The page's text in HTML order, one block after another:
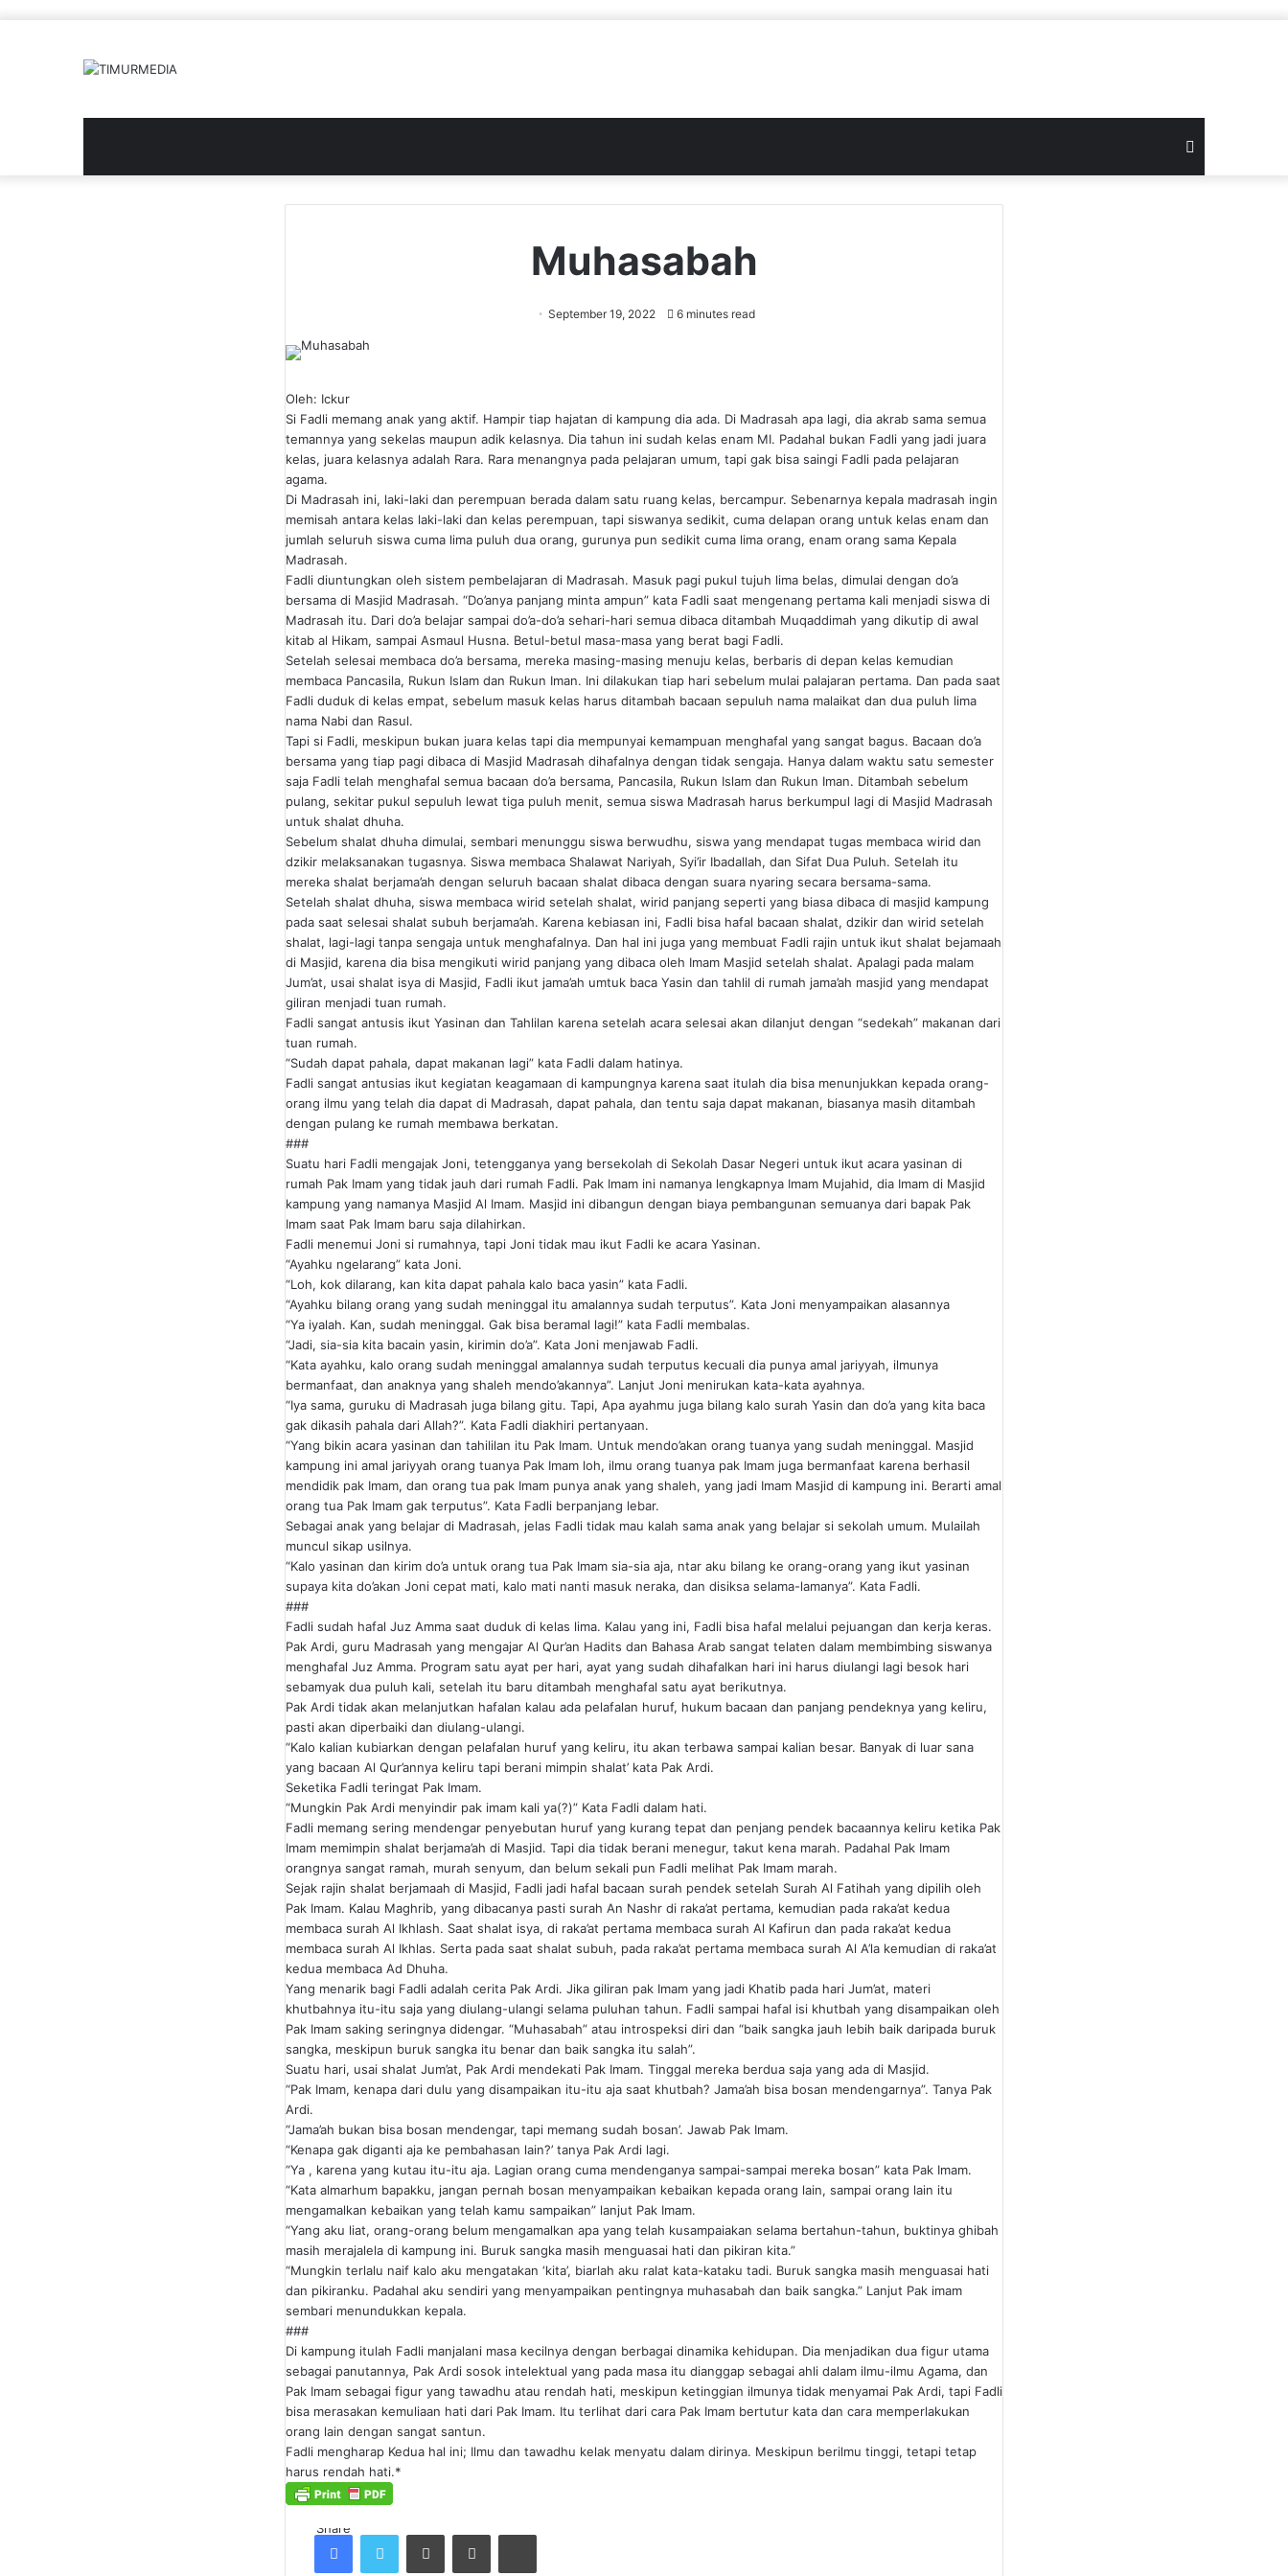
Muhasabah
September 19, 2022 6 minutes read
Oleh: Ickur
Si Fadli memang anak yang aktif. Hampir tiap hajatan di kampung dia ada. Di Madrasah apa lagi, dia akrab sama semua
temannya yang sekelas maupun adik kelasnya. Dia tahun ini sudah kelas enam MI. Padahal bukan Fadli yang jadi juara
kelas, juara kelasnya adalah Rara. Rara menangnya pada pelajaran umum, tapi gak bisa saingi Fadli pada pelajaran
agama.
Di Madrasah ini, laki-laki dan perempuan berada dalam satu ruang kelas, bercampur. Sebenarnya kepala madrasah ingin
memisah antara kelas laki-laki dan kelas perempuan, tapi siswanya sedikit, cuma delapan orang untuk kelas enam dan
jumlah seluruh siswa cuma lima puluh dua orang, gurunya pun sedikit cuma lima orang, enam orang sama Kepala
Madrasah.
Fadli diuntungkan oleh sistem pembelajaran di Madrasah. Masuk pagi pukul tujuh lima belas, dimulai dengan do’a
bersama di Masjid Madrasah. “Do’anya panjang minta ampun” kata Fadli saat mengenang pertama kali menjadi siswa di
Madrasah itu. Dari do’a belajar sampai do’a-do’a sehari-hari semua dibaca ditambah Muqaddimah yang dikutip di awal
kitab al Hikam, sampai Asmaul Husna. Betul-betul masa-masa yang berat bagi Fadli.
Setelah selesai membaca do’a bersama, mereka masing-masing menuju kelas, berbaris di depan kelas kemudian
membaca Pancasila, Rukun Islam dan Rukun Iman. Ini dilakukan tiap hari sebelum mulai palajaran pertama. Dan pada saat
Fadli duduk di kelas empat, sebelum masuk kelas harus ditambah bacaan sepuluh nama malaikat dan dua puluh lima
nama Nabi dan Rasul.
Tapi si Fadli, meskipun bukan juara kelas tapi dia mempunyai kemampuan menghafal yang sangat bagus. Bacaan do’a
bersama yang tiap pagi dibaca di Masjid Madrasah dihafalnya dengan tidak sengaja. Hanya dalam waktu satu semester
saja Fadli telah menghafal semua bacaan do’a bersama, Pancasila, Rukun Islam dan Rukun Iman. Ditambah sebelum
pulang, sekitar pukul sepuluh lewat tiga puluh menit, semua siswa Madrasah harus berkumpul lagi di Masjid Madrasah
untuk shalat dhuha.
Sebelum shalat dhuha dimulai, sembari menunggu siswa berwudhu, siswa yang mendapat tugas membaca wirid dan
dzikir melaksanakan tugasnya. Siswa membaca Shalawat Nariyah, Syi’ir Ibadallah, dan Sifat Dua Puluh. Setelah itu
mereka shalat berjama’ah dengan seluruh bacaan shalat dibaca dengan suara nyaring secara bersama-sama.
Setelah shalat dhuha, siswa membaca wirid setelah shalat, wirid panjang seperti yang biasa dibaca di masjid kampung
pada saat selesai shalat subuh berjama’ah. Karena kebiasan ini, Fadli bisa hafal bacaan shalat, dzikir dan wirid setelah
shalat, lagi-lagi tanpa sengaja untuk menghafalnya. Dan hal ini juga yang membuat Fadli rajin untuk ikut shalat bejamaah
di Masjid, karena dia bisa mengikuti wirid panjang yang dibaca oleh Imam Masjid setelah shalat. Apalagi pada malam
Jum’at, usai shalat isya di Masjid, Fadli ikut jama’ah umtuk baca Yasin dan tahlil di rumah jama’ah masjid yang mendapat
giliran menjadi tuan rumah.
Fadli sangat antusis ikut Yasinan dan Tahlilan karena setelah acara selesai akan dilanjut dengan “sedekah” makanan dari
tuan rumah.
“Sudah dapat pahala, dapat makanan lagi” kata Fadli dalam hatinya.
Fadli sangat antusias ikut kegiatan keagamaan di kampungnya karena saat itulah dia bisa menunjukkan kepada orang-
orang ilmu yang telah dia dapat di Madrasah, dapat pahala, dan tentu saja dapat makanan, biasanya masih ditambah
dengan pulang ke rumah membawa berkatan.
###
Suatu hari Fadli mengajak Joni, tetengganya yang bersekolah di Sekolah Dasar Negeri untuk ikut acara yasinan di
rumah Pak Imam yang tidak jauh dari rumah Fadli. Pak Imam ini namanya lengkapnya Imam Mujahid, dia Imam di Masjid
kampung yang namanya Masjid Al Imam. Masjid ini dibangun dengan biaya pembangunan semuanya dari bapak Pak
Imam saat Pak Imam baru saja dilahirkan.
Fadli menemui Joni si rumahnya, tapi Joni tidak mau ikut Fadli ke acara Yasinan.
“Ayahku ngelarang” kata Joni.
“Loh, kok dilarang, kan kita dapat pahala kalo baca yasin” kata Fadli.
“Ayahku bilang orang yang sudah meninggal itu amalannya sudah terputus”. Kata Joni menyampaikan alasannya
“Ya iyalah. Kan, sudah meninggal. Gak bisa beramal lagi!” kata Fadli membalas.
“Jadi, sia-sia kita bacain yasin, kirimin do’a”. Kata Joni menjawab Fadli.
“Kata ayahku, kalo orang sudah meninggal amalannya sudah terputus kecuali dia punya amal jariyyah, ilmunya
bermanfaat, dan anaknya yang shaleh mendo’akannya”. Lanjut Joni menirukan kata-kata ayahnya.
“Iya sama, guruku di Madrasah juga bilang gitu. Tapi, Apa ayahmu juga bilang kalo surah Yasin dan do’a yang kita baca
gak dikasih pahala dari Allah?”. Kata Fadli diakhiri pertanyaan.
“Yang bikin acara yasinan dan tahililan itu Pak Imam. Untuk mendo’akan orang tuanya yang sudah meninggal. Masjid
kampung ini amal jariyyah orang tuanya Pak Imam loh, ilmu orang tuanya pak Imam juga bermanfaat karena berhasil
mendidik pak Imam, dan orang tua pak Imam punya anak yang shaleh, yang jadi Imam Masjid di kampung ini. Berarti amal
orang tua Pak Imam gak terputus”. Kata Fadli berpanjang lebar.
Sebagai anak yang belajar di Madrasah, jelas Fadli tidak mau kalah sama anak yang belajar si sekolah umum. Mulailah
muncul sikap usilnya.
“Kalo yasinan dan kirim do’a untuk orang tua Pak Imam sia-sia aja, ntar aku bilang ke orang-orang yang ikut yasinan
supaya kita do’akan Joni cepat mati, kalo mati nanti masuk neraka, dan disiksa selama-lamanya”. Kata Fadli.
###
Fadli sudah hafal Juz Amma saat duduk di kelas lima. Kalau yang ini, Fadli bisa hafal melalui pejuangan dan kerja keras.
Pak Ardi, guru Madrasah yang mengajar Al Qur’an Hadits dan Bahasa Arab sangat telaten dalam membimbing siswanya
menghafal Juz Amma. Program satu ayat per hari, ayat yang sudah dihafalkan hari ini harus diulangi lagi besok hari
sebamyak dua puluh kali, setelah itu baru ditambah menghafal satu ayat berikutnya.
Pak Ardi tidak akan melanjutkan hafalan kalau ada pelafalan huruf, hukum bacaan dan panjang pendeknya yang keliru,
pasti akan diperbaiki dan diulang-ulangi.
“Kalo kalian kubiarkan dengan pelafalan huruf yang keliru, itu akan terbawa sampai kalian besar. Banyak di luar sana
yang bacaan Al Qur’annya keliru tapi berani mimpin shalat’ kata Pak Ardi.
Seketika Fadli teringat Pak Imam.
“Mungkin Pak Ardi menyindir pak imam kali ya(?)” Kata Fadli dalam hati.
Fadli memang sering mendengar penyebutan huruf yang kurang tepat dan penjang pendek bacaannya keliru ketika Pak
Imam memimpin shalat berjama’ah di Masjid. Tapi dia tidak berani menegur, takut kena marah. Padahal Pak Imam
orangnya sangat ramah, murah senyum, dan belum sekali pun Fadli melihat Pak Imam marah.
Sejak rajin shalat berjamaah di Masjid, Fadli jadi hafal bacaan surah pendek setelah Surah Al Fatihah yang dipilih oleh
Pak Imam. Kalau Maghrib, yang dibacanya pasti surah An Nashr di raka’at pertama, kemudian pada raka’at kedua
membaca surah Al Ikhlash. Saat shalat isya, di raka’at pertama membaca surah Al Kafirun dan pada raka’at kedua
membaca surah Al Ikhlas. Serta pada saat shalat subuh, pada raka’at pertama membaca surah Al A’la kemudian di raka’at
kedua membaca Ad Dhuha.
Yang menarik bagi Fadli adalah cerita Pak Ardi. Jika giliran pak Imam yang jadi Khatib pada hari Jum’at, materi
khutbahnya itu-itu saja yang diulang-ulangi selama puluhan tahun. Fadli sampai hafal isi khutbah yang disampaikan oleh
Pak Imam saking seringnya didengar. “Muhasabah” atau introspeksi diri dan “baik sangka jauh lebih baik daripada buruk
sangka, meskipun buruk sangka itu benar dan baik sangka itu salah”.
Suatu hari, usai shalat Jum’at, Pak Ardi mendekati Pak Imam. Tinggal mereka berdua saja yang ada di Masjid.
“Pak Imam, kenapa dari dulu yang disampaikan itu-itu aja saat khutbah? Jama’ah bisa bosan mendengarnya”. Tanya Pak
Ardi.
“Jama’ah bukan bisa bosan mendengar, tapi memang sudah bosan’. Jawab Pak Imam.
“Kenapa gak diganti aja ke pembahasan lain?’ tanya Pak Ardi lagi.
“Ya , karena yang kutau itu-itu aja. Lagian orang cuma mendenganya sampai-sampai mereka bosan” kata Pak Imam.
“Kata almarhum bapakku, jangan pernah bosan menyampaikan kebaikan kepada orang lain, sampai orang lain itu
mengamalkan kebaikan yang telah kamu sampaikan” lanjut Pak Imam.
“Yang aku liat, orang-orang belum mengamalkan apa yang telah kusampaiakan selama bertahun-tahun, buktinya ghibah
masih merajalela di kampung ini. Buruk sangka masih menguasai hati dan pikiran kita.”
“Mungkin terlalu naif kalo aku mengatakan ‘kita’, biarlah aku ralat kata-kataku tadi. Buruk sangka masih menguasai hati
dan pikiranku. Padahal aku sendiri yang menyampaikan pentingnya muhasabah dan baik sangka.” Lanjut Pak imam
sembari menundukkan kepala.
###
Di kampung itulah Fadli manjalani masa kecilnya dengan berbagai dinamika kehidupan. Dia menjadikan dua figur utama
sebagai panutannya, Pak Ardi sosok intelektual yang pada masa itu dianggap sebagai ahli dalam ilmu-ilmu Agama, dan
Pak Imam sebagai figur yang tawadhu atau rendah hati, meskipun ketinggian ilmunya tidak menyamai Pak Ardi, tapi Fadli
bisa merasakan kemuliaan hati dari Pak Imam. Itu terlihat dari cara Pak Imam bertutur kata dan cara memperlakukan
orang lain dengan sangat santun.
Fadli mengharap Kedua hal ini; Ilmu dan tawadhu kelak menyatu dalam dirinya. Meskipun berilmu tinggi, tetapi tetap
harus rendah hati.*
ShareFacebookTwitter LinkedInPinterestPrint